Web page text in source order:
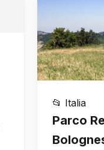
📂 Italia
Parco